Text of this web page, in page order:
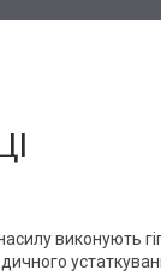
виконують